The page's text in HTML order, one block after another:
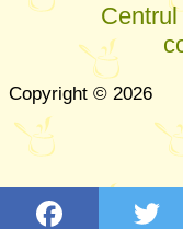
Copyright © 2026